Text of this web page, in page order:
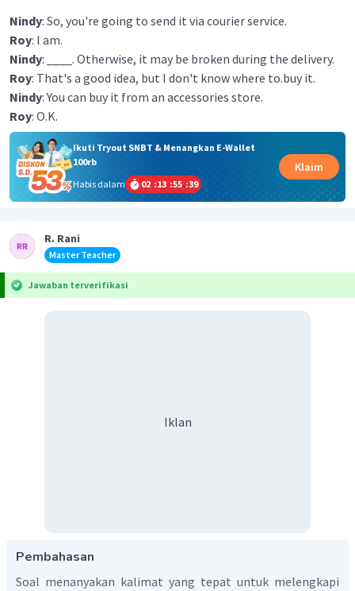
Nindy: So, you're going to send it via courier service.
Roy: I am.
Nindy: ____. Otherwise, it may be broken during the delivery.
Roy: That's a good idea, but I don't know where to.buy it.
Nindy: You can buy it from an accessories store.
Roy: O.K.
Ikuti Tryout SNBT & Menangkan E-Wallet
100rb
Habis dalam
02 :13 :55 :38
Klaim
R. Rani
Master Teacher
Jawaban terverifikasi
Iklan
Pembahasan
Soal menanyakan kalimat yang tepat untuk melengkapi